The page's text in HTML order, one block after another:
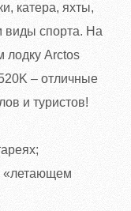
катера, яхты,
виды спорта. На
лодку Arctos
– отличные
и туристов!
«летающем